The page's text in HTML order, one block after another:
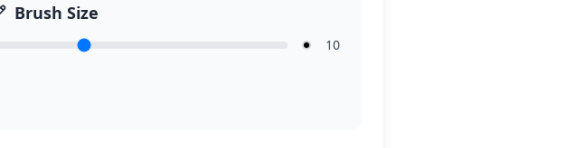
Brush Size
10